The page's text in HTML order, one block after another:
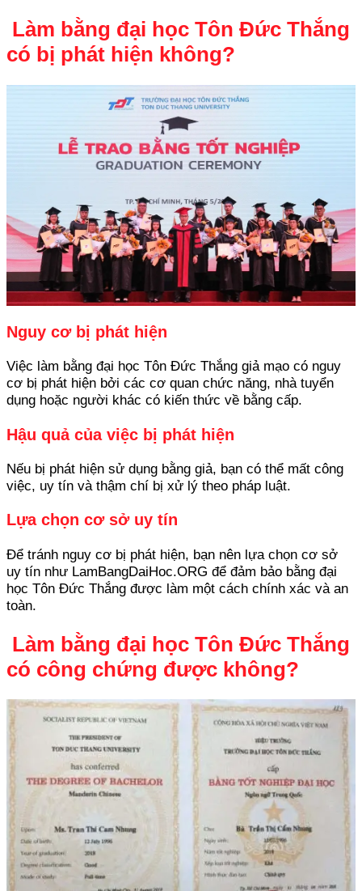
Làm bằng đại học Tôn Đức Thắng
có bị phát hiện không?
Nguy cơ bị phát hiện
Việc làm bằng đại học Tôn Đức Thắng giả mạo có nguy
cơ bị phát hiện bởi các cơ quan chức năng, nhà tuyển
dụng hoặc người khác có kiến thức về bằng cấp.
Hậu quả của việc bị phát hiện
Nếu bị phát hiện sử dụng bằng giả, bạn có thể mất công
việc, uy tín và thậm chí bị xử lý theo pháp luật.
Lựa chọn cơ sở uy tín
Để tránh nguy cơ bị phát hiện, bạn nên lựa chọn cơ sở
uy tín như LamBangDaiHoc.ORG để đảm bảo bằng đại
học Tôn Đức Thắng được làm một cách chính xác và an
toàn.
Làm bằng đại học Tôn Đức Thắng
có công chứng được không?